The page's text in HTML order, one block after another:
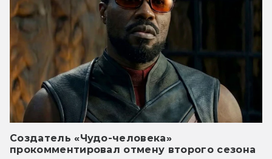
Создатель «Чудо-человека»
прокомментировал отмену второго сезона